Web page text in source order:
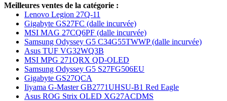
Meilleures ventes de la catégorie :
Lenovo Legion 27Q-11
Gigabyte GS27FC (dalle incurvée)
MSI MAG 27CQ6PF (dalle incurvée)
Samsung Odyssey G5 C34G55TWWP (dalle incurvée)
Asus TUF VG32WQ3B
MSI MPG 271QRX QD-OLED
Samsung Odyssey G5 S27FG506EU
Gigabyte GS27QCA
Iiyama G-Master GB2771UHSU-B1 Red Eagle
Asus ROG Strix OLED XG27ACDMS